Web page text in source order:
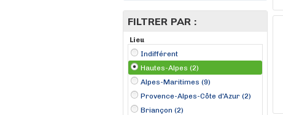
FILTRER PAR :
Lieu
Indifférent
Hautes-Alpes (2)
Alpes-Maritimes (9)
Provence-Alpes-Côte d'Azur (2)
Briançon (2)